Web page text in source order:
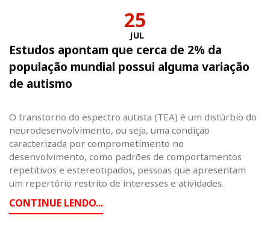
25
JUL
Estudos apontam que cerca de 2% da
população mundial possui alguma variação
de autismo
O transtorno do espectro autista (TEA) é um distúrbio do
neurodesenvolvimento, ou seja, uma condição
caracterizada por comprometimento no
desenvolvimento, como padrões de comportamentos
repetitivos e estereotipados, pessoas que apresentam
um repertório restrito de interesses e atividades.
CONTINUE LENDO...